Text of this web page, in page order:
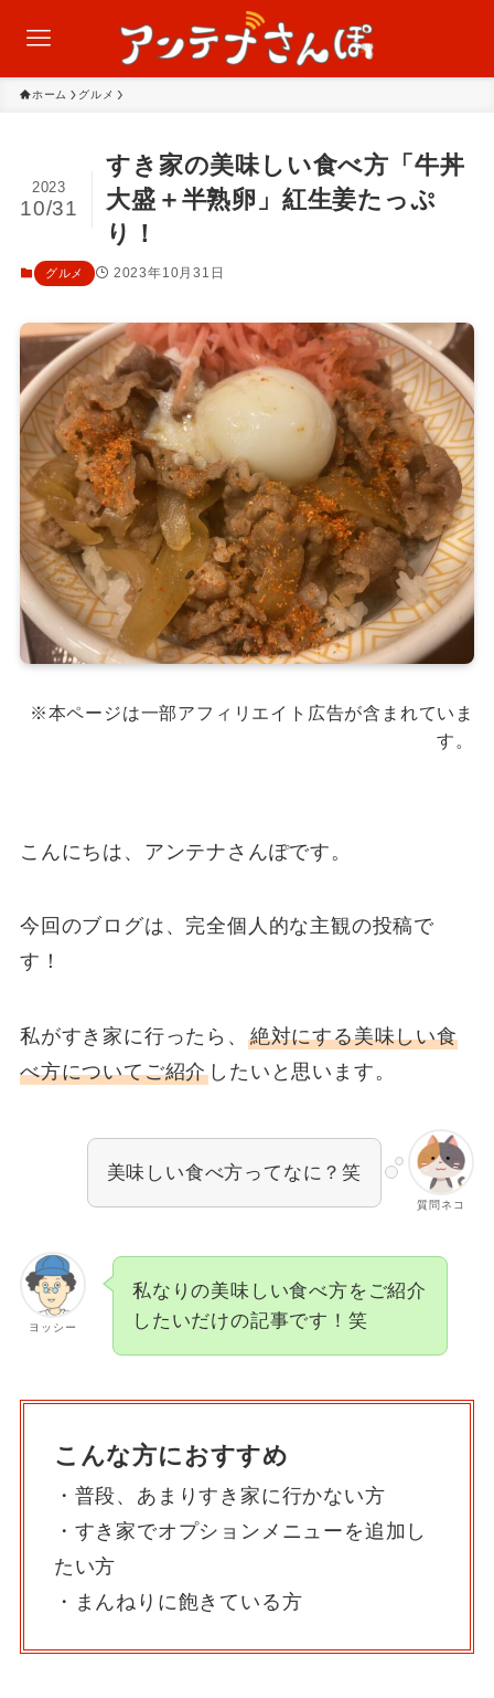
ホーム グルメ
すき家の美味しい食べ方「牛丼
大盛＋半熟卵」紅生姜たっぷ
り！
2023
10/31
グルメ 2023年10月31日
※本ページは一部アフィリエイト広告が含まれていま
す。
こんにちは、アンテナさんぽです。
今回のブログは、完全個人的な主観の投稿で
す！
私がすき家に行ったら、 絶対にする美味しい食
べ方についてご紹介 したいと思います。
質問ネコ
美味しい食べ方ってなに？笑
ヨッシー
私なりの美味しい食べ方をご紹介
したいだけの記事です！笑
こんな方におすすめ
・普段、あまりすき家に行かない方
・すき家でオプションメニューを追加し
たい方
・まんねりに飽きている方